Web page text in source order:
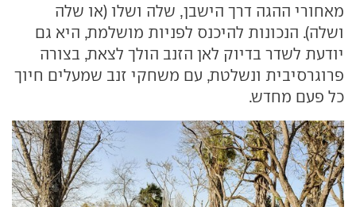
מאחורי ההגה דרך הישבן, שלה ושלו (או שלה
ושלה). הנכונות להיכנס לפניות מושלמת, היא גם
יודעת לשדר בדיוק לאן הזנב הולך לצאת, בצורה
פרוגרסיבית ונשלטת, עם משחקי זנב שמעלים חיוך
כל פעם מחדש.